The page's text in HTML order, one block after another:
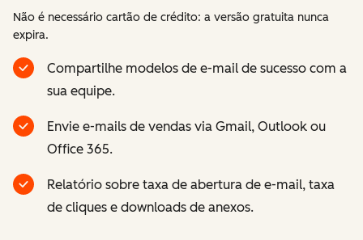
Não é necessário cartão de crédito: a versão gratuita nunca
expira.
Compartilhe modelos de e-mail de sucesso com a
sua equipe.
Envie e-mails de vendas via Gmail, Outlook ou
Office 365.
Relatório sobre taxa de abertura de e-mail, taxa
de cliques e downloads de anexos.